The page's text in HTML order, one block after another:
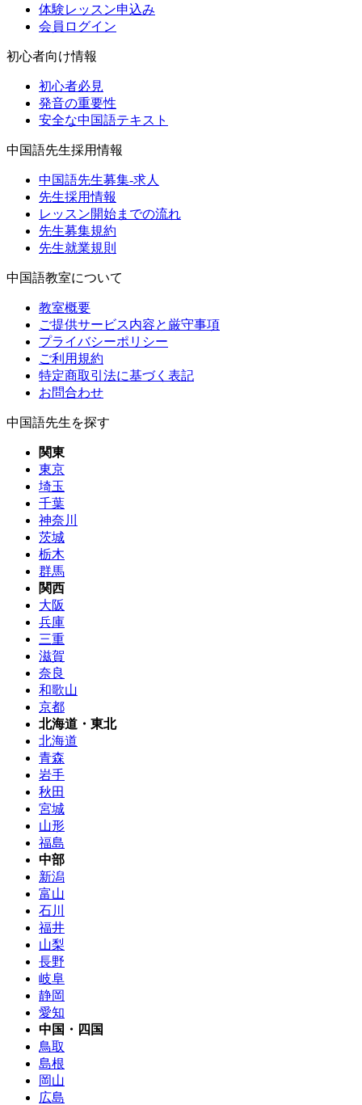
体験レッスン申込み
会員ログイン
初心者向け情報
初心者必見
発音の重要性
安全な中国語テキスト
中国語先生採用情報
中国語先生募集-求人
先生採用情報
レッスン開始までの流れ
先生募集規約
先生就業規則
中国語教室について
教室概要
ご提供サービス内容と厳守事項
プライバシーポリシー
ご利用規約
特定商取引法に基づく表記
お問合わせ
中国語先生を探す
関東
東京
埼玉
千葉
神奈川
茨城
栃木
群馬
関西
大阪
兵庫
三重
滋賀
奈良
和歌山
京都
北海道・東北
北海道
青森
岩手
秋田
宮城
山形
福島
中部
新潟
富山
石川
福井
山梨
長野
岐阜
静岡
愛知
中国・四国
鳥取
島根
岡山
広島